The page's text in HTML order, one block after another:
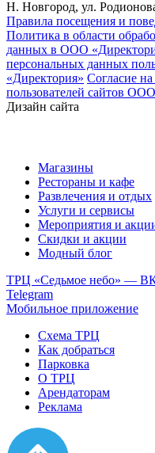
Н. Новгород, ул.
Правила посещения и
Политика в области
данных в ООО
персональных данных
«Директория» Согласие
пользователей сайтов
Дизайн сайта
Магазины
Рестораны и кафе
Развлечения и отдых
Услуги и сервисы
Мероприятия и
Скидки и акции
Модный блог
ТРЦ «Седьмое небо» —
Telegram
Мобильное приложение
Схема ТРЦ
Как добраться
Парковка
О ТРЦ
Арендаторам
Реклама